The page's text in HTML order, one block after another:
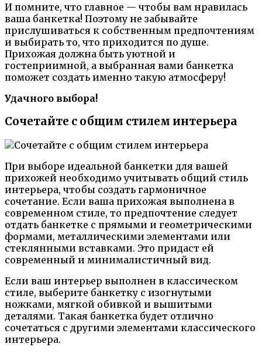
И помните, что главное — чтобы вам нравилась
ваша банкетка! Поэтому не забывайте
прислушиваться к собственным предпочтениям
и выбирать то, что приходится по душе.
Прихожая должна быть уютной и
гостеприимной, а выбранная вами банкетка
поможет создать именно такую атмосферу!
Удачного выбора!
Сочетайте с общим стилем интерьера
При выборе идеальной банкетки для вашей
прихожей необходимо учитывать общий стиль
интерьера, чтобы создать гармоничное
сочетание. Если ваша прихожая выполнена в
современном стиле, то предпочтение следует
отдать банкетке с прямыми и геометрическими
формами, металлическими элементами или
стеклянными вставками. Это придаст ей
современный и минималистичный вид.
Если ваш интерьер выполнен в классическом
стиле, выберите банкетку с изогнутыми
ножками, мягкой обивкой и вышитыми
деталями. Такая банкетка будет отлично
сочетаться с другими элементами классического
интерьера.